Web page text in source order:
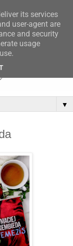
▼
its services
user-agent are
and security
usage